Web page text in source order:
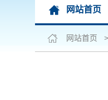
网站首页
网站首页